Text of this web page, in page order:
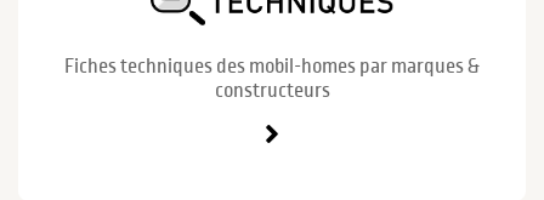
Fiches techniques des mobil-homes par marques &
constructeurs